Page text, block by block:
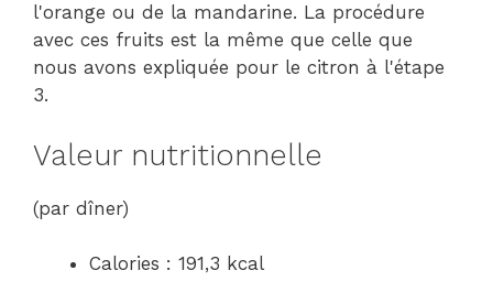
l'orange ou de la mandarine. La procédure
avec ces fruits est la même que celle que
nous avons expliquée pour le citron à l'étape
3.
Valeur nutritionnelle
(par dîner)
Calories : 191,3 kcal